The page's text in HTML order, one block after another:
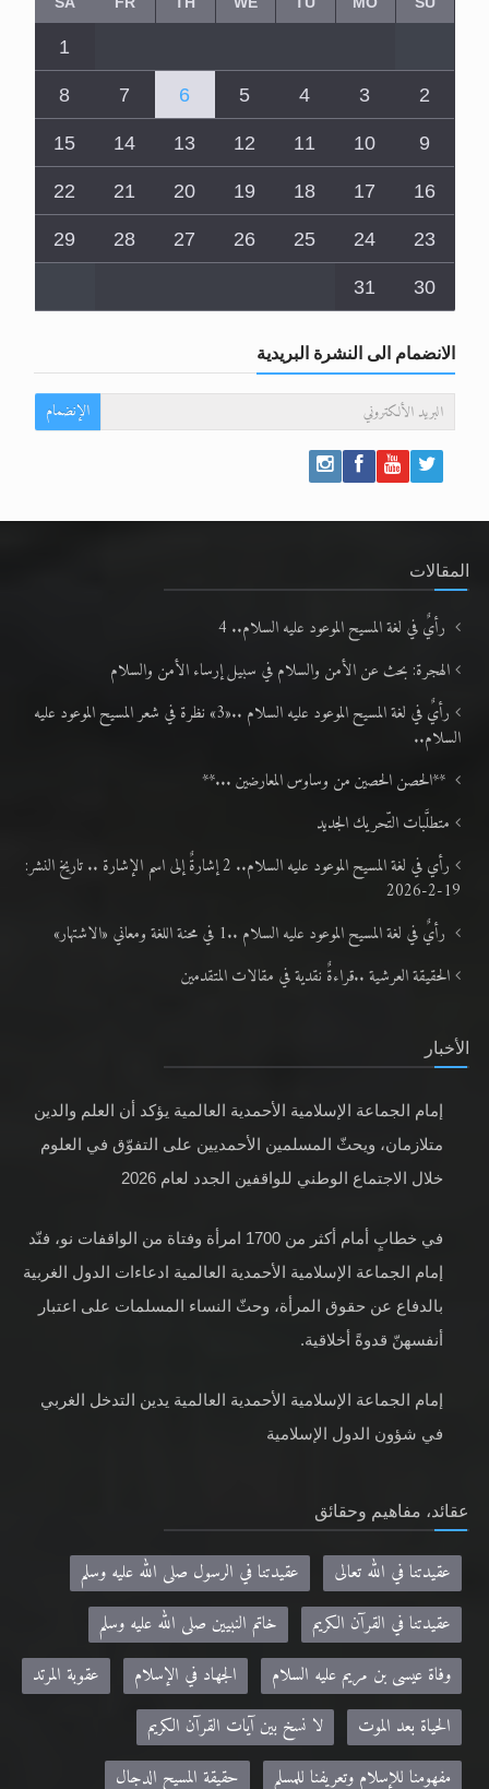
1
2
3
4
5
6
7
8
9
10
11
12
13
14
15
16
17
18
19
20
21
22
23
24
25
26
27
28
29
30
31
الانضمام الى النشرة البريدية
الإنضمام
المقالات
رأيٌ في لغة المسيح الموعود عليه السلام.. 4
الهجرة: بحث عن الأمن والسلام في سبيل إرساء الأمن والسلام
رأيٌ في لغة المسيح الموعود عليه السلام ..«3» نظرة في شعر المسيح الموعود عليه
السلام..
**الحصن الحصين من وساوس المعارضين ...**
متطلَّبات التّحريك الجديد
رأي في لغة المسيح الموعود عليه السلام.. 2 إشارةٌ إلى اسم الإشارة .. تاريخ النشر:
19-2-2026
رأيٌ في لغة المسيح الموعود عليه السلام ..1 في محنة اللغة ومعاني «الاشتهار»
الحقيقة العرشية ..قراءةٌ نقدية في مقالات المتقدمين
الأخبار
إمام الجماعة الإسلامية الأحمدية العالمية يؤكد أن العلم والدين
متلازمان، ويحثّ المسلمين الأحمديين على التفوّق في العلوم
خلال الاجتماع الوطني للواقفين الجدد لعام 2026
في خطابٍ أمام أكثر من 1700 امرأة وفتاة من الواقفات نو، فنّد
إمام الجماعة الإسلامية الأحمدية العالمية ادعاءات الدول الغربية
بالدفاع عن حقوق المرأة، وحثّ النساء المسلمات على اعتبار
أنفسهنّ قدوةً أخلاقية.
إمام الجماعة الإسلامية الأحمدية العالمية يدين التدخل الغربي
في شؤون الدول الإسلامية
عقائد، مفاهيم وحقائق
عقيدتنا في الله تعالى
عقيدتنا في الرسول صلى الله عليه وسلم
عقيدتنا في القرآن الكريم
خاتم النبيين صلى الله عليه وسلم
وفاة عيسى بن مريم عليه السلام
الجهاد في الإسلام
عقوبة المرتد
الحياة بعد الموت
لا نسخ بين آيات القرآن الكريم
مفهومنا للإسلام وتعريفنا للمسلم
حقيقة المسيح الدجال